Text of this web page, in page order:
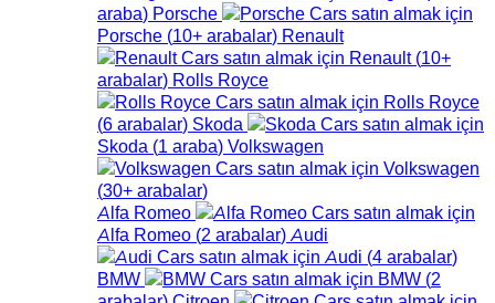
araba) Porsche
Porsche (10+ arabalar) Renault
Renault (10+
arabalar) Rolls Royce
Rolls Royce
(6 arabalar) Skoda
Skoda (1 araba) Volkswagen
Volkswagen
(30+ arabalar)
Alfa Romeo
Alfa Romeo (2 arabalar) Audi
Audi (4 arabalar)
BMW
BMW (2